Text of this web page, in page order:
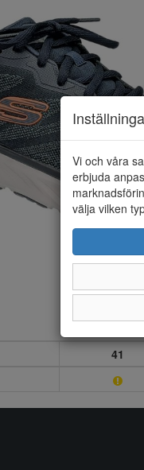
41
Vi och våra
erbjuda
välja vilken